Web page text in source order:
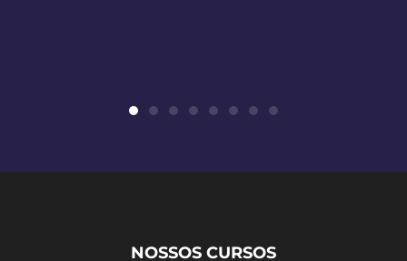
NOSSOS CURSOS